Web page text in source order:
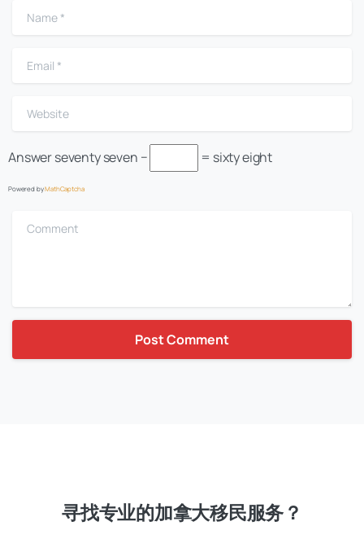
Name
Email
Website
Answerseventy seven − = sixty eight
Powered byMathCaptcha
Comment
寻找专业的加拿大移民服务？